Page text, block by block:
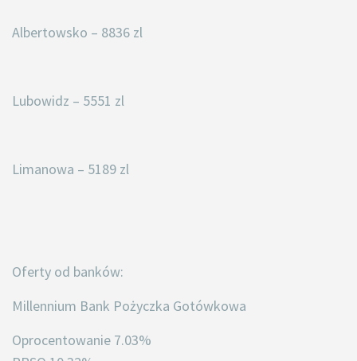
Albertowsko – 8836 zl
Lubowidz – 5551 zl
Limanowa – 5189 zl
Oferty od banków:
Millennium Bank Pożyczka Gotówkowa
Oprocentowanie 7.03%